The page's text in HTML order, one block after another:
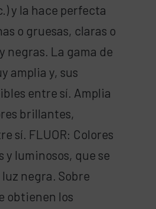
y la hace perfecta
o gruesas, claras o
negras. La gama de
amplia y, sus
entre sí. Amplia
brillantes,
sí. FLUOR: Colores
y luminosos, que se
negra. Sobre
obtienen los